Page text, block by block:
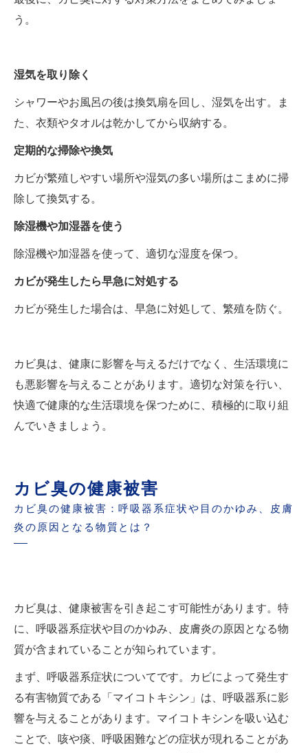
う。
湿気を取り除く
シャワーやお風呂の後は換気扇を回し、湿気を出す。ま
た、衣類やタオルは乾かしてから収納する。
定期的な掃除や換気
カビが繁殖しやすい場所や湿気の多い場所はこまめに掃
除して換気する。
除湿機や加湿器を使う
除湿機や加湿器を使って、適切な湿度を保つ。
カビが発生したら早急に対処する
カビが発生した場合は、早急に対処して、繁殖を防ぐ。
カビ臭は、健康に影響を与えるだけでなく、生活環境に
も悪影響を与えることがあります。適切な対策を行い、
快適で健康的な生活環境を保つために、積極的に取り組
んでいきましょう。
カビ臭の健康被害
カビ臭の健康被害：呼吸器系症状や目のかゆみ、皮膚
炎の原因となる物質とは？
カビ臭は、健康被害を引き起こす可能性があります。特
に、呼吸器系症状や目のかゆみ、皮膚炎の原因となる物
質が含まれていることが知られています。
まず、呼吸器系症状についてです。カビによって発生す
る有害物質である「マイコトキシン」は、呼吸器系に影
響を与えることがあります。マイコトキシンを吸い込む
ことで、咳や痰、呼吸困難などの症状が現れることがあ